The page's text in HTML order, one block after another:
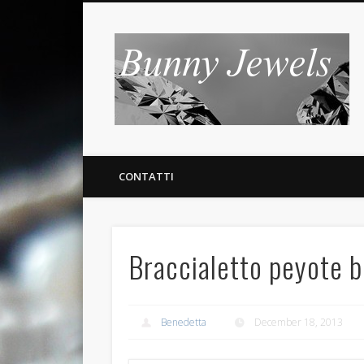
CONTATTI
Braccialetto peyote
Benedetta December 18, 2013